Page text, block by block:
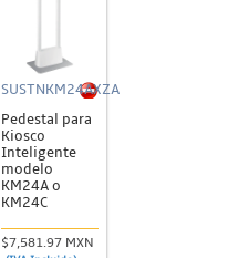
SUSTNKM24AXZA
Pedestal para
Kiosco
Inteligente
modelo
KM24A o
KM24C
$7,581.97 MXN